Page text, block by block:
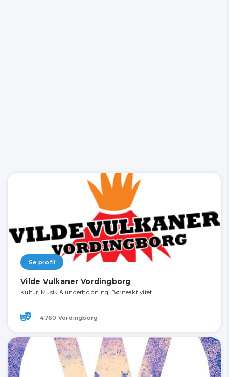
Se profil
Vilde Vulkaner Vordingborg
Kultur, Musik & underholdning, Børneaktivitet
4760 Vordingborg